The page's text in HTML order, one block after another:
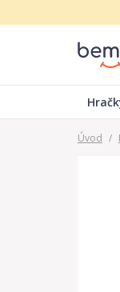
Úvod /